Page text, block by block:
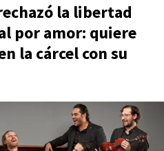
la libertad
por amor: quiere
la cárcel con su